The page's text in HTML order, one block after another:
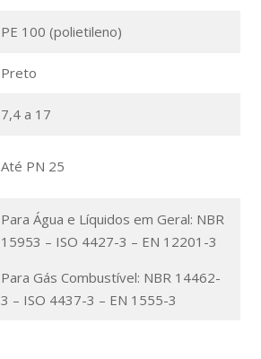
PE 100 (polietileno)
Preto
7,4 a 17
Até PN 25
Para Água e Líquidos em Geral: NBR
15953 – ISO 4427-3 – EN 12201-3
Para Gás Combustível: NBR 14462-
3 – ISO 4437-3 – EN 1555-3